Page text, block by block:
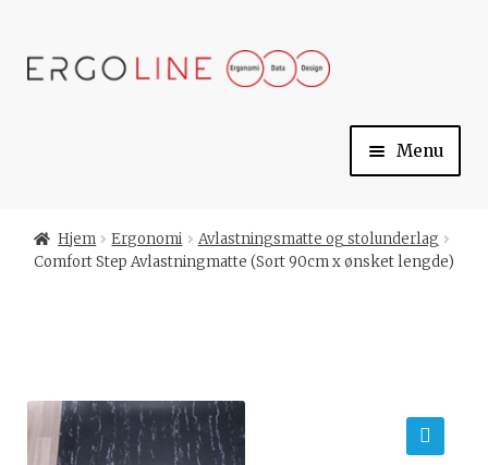
Skip
Skip
Menu
Til kassen
Ergoline
Hjem Ergonomi
Avlastningsmatte og stolunderlag
Comfort Step Avlastningmatte (Sort 90cm x ønsket lengde)